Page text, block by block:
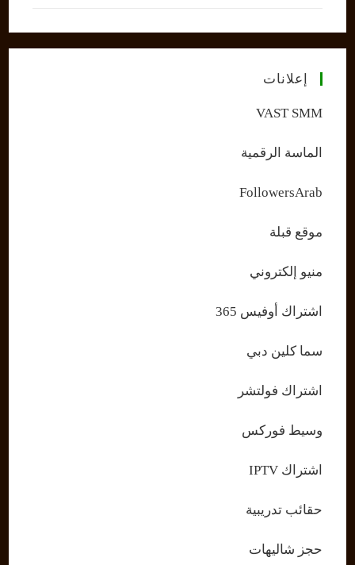
إعلانات
VAST SMM
الماسة الرقمية
FollowersArab
موقع قبلة
منيو إلكتروني
اشتراك أوفيس 365
سما كلين دبي
اشتراك فولتشر
وسيط فوركس
اشتراك IPTV
حقائب تدريبية
حجز شاليهات